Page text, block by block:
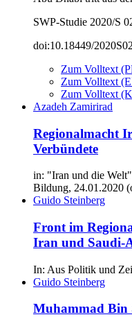
SWP-Studie 2020/S
doi:10.18449/2020S02
Zum Volltext
Zum Volltext
Zum Volltext
Azadeh Zamirirad
Regionalmacht
Verbündete
in: "Iran und die
Bildung, 24.01.2020
Guido Steinberg
Front im
Iran und Saudi-
In: Aus Politik und
Guido Steinberg
Muhammad Bin